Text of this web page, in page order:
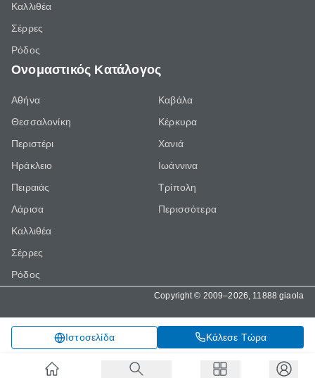
Ιστοσελίδα Κάλεσε Τώρα
Καλλιθέα
Σέρρες
Ρόδος
Ονομαστικός Κατάλογος
Αθήνα
Θεσσαλονίκη
Περιστέρι
Ηράκλειο
Πειραιάς
Λάρισα
Καλλιθέα
Σέρρες
Ρόδος
Καβάλα
Κέρκυρα
Χανιά
Ιωάννινα
Τρίπολη
Περισσότερα
Copyright © 2009–2026, 11888 giaola